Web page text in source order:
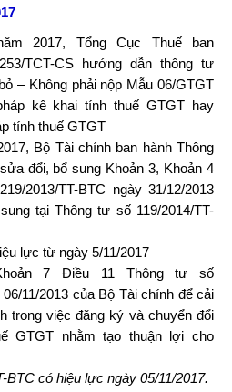
2017, Tổng Cục Thuế ban
TCT-CS hướng dẫn thông tư
– Không phải nộp Mẫu 06/GTGT
kê khai tính thuế GTGT hay
tính thuế GTGT
Bộ Tài chính ban hành Thông
đổi, bổ sung Khoản 3, Khoản 4
2013/TT-BTC ngày 31/12/2013
tại Thông tư số 119/2014/TT-
lực từ ngày 5/11/2017
7 Điều 11 Thông tư số
11/2013 của Bộ Tài chính để cải
trong việc đăng ký và chuyển đổi
GTGT nhằm tạo thuận lợi cho
BTC có hiệu lực ngày 05/11/2017.